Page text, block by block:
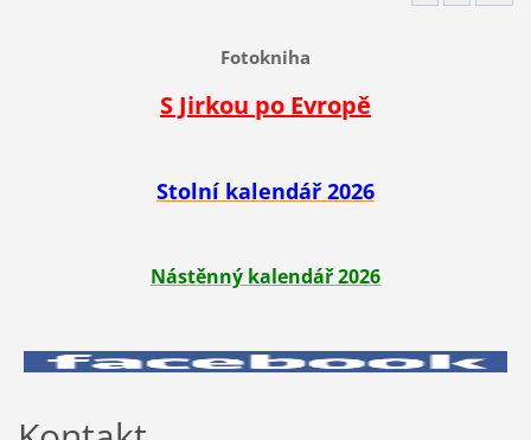
Fotokniha
S Jirkou po Evropě
Stolní kalendář 2026
Nástěnný kalendář 2026